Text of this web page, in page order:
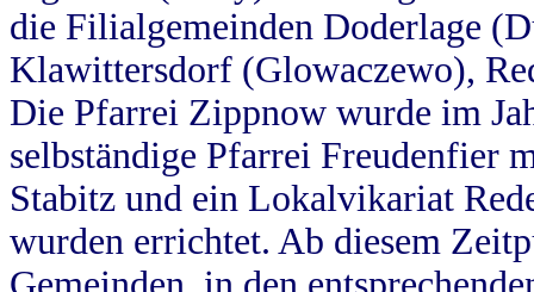
die Filialgemeinden Doderlage
Klawittersdorf (Glowaczewo),
Die Pfarrei Zippnow wurde im
selbständige Pfarrei Freudenfier
Stabitz und ein Lokalvikariat
wurden errichtet. Ab diesem